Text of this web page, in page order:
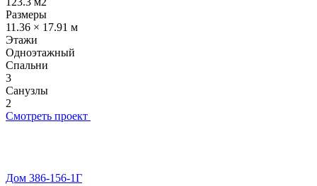
Размеры
11.36 × 17.91 м
Этажи
Одноэтажный
Спальни
3
Санузлы
2
Смотреть проект
Дом 386-156-1Г